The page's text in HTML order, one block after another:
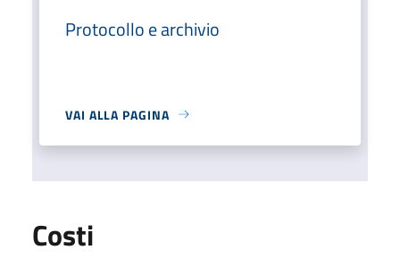
Protocollo e archivio
VAI ALLA PAGINA
Costi